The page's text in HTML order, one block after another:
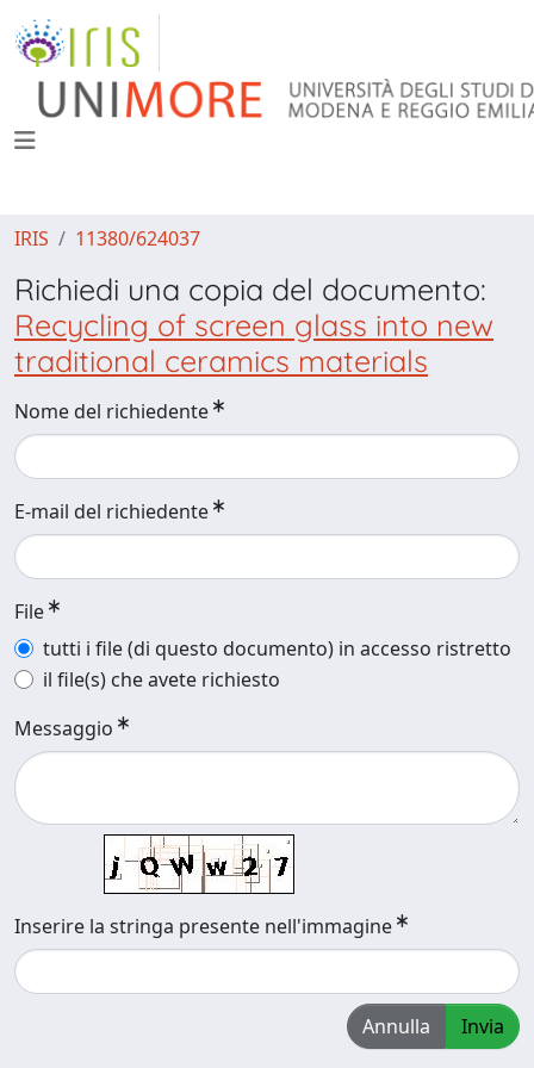
IRIS 11380/624037
Richiedi una copia del documento:
Recycling of screen glass into new
traditional ceramics materials
Nome del richiedente
E-mail del richiedente
File
tutti i file (di questo documento) in accesso ristretto
il file(s) che avete richiesto
Messaggio
Inserire la stringa presente nell'immagine
Annulla Invia